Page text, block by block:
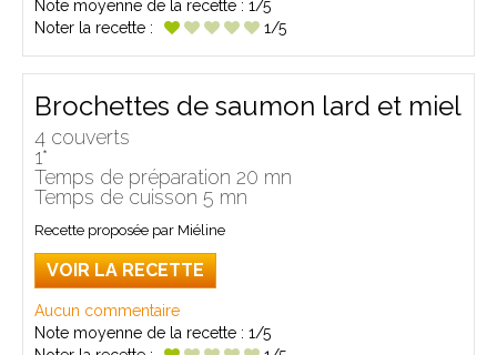
Note moyenne de la recette : 1/5
Noter la recette :
1/5
Brochettes de saumon lard et miel
4 couverts
1*
Temps de préparation 20 mn
Temps de cuisson 5 mn
Recette proposée par Miéline
VOIR LA RECETTE
Aucun commentaire
Note moyenne de la recette : 1/5